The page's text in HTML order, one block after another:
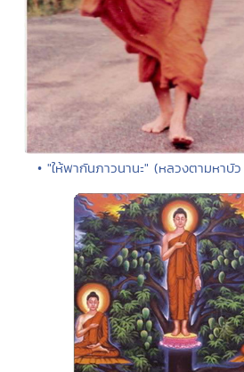
• "ให้พากันภาวนานะ" (หลวงตามหา